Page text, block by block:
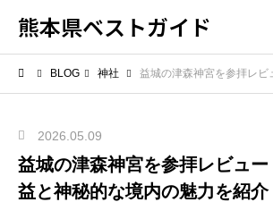
熊本県ベストガイド
BLOG 神社 益城の津森神宮を参拝レビュー！注目のご
2026.05.09
益城の津森神宮を参拝レビュー
益と神秘的な境内の魅力を紹介